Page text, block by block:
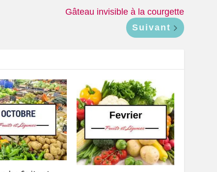
Gâteau invisible à la courgette
Suivant